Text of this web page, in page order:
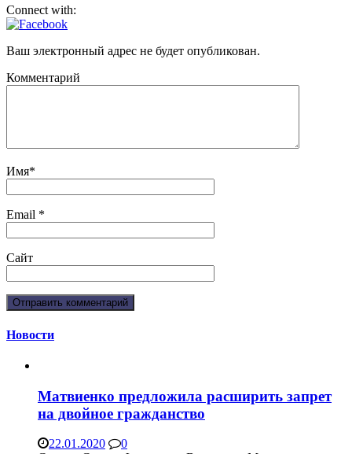
Connect with:
Ваш электронный адрес не будет опубликован.
Комментарий
Имя*
Email *
Сайт
Новости
Матвиенко предложила расширить запрет
на двойное гражданство
22.01.2020
0